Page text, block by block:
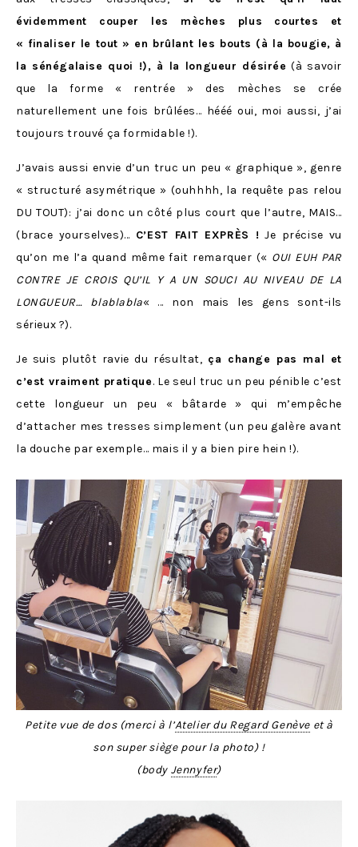
évidemment couper les mèches plus courtes et
« finaliser le tout » en brûlant les bouts (à la bougie, à
la sénégalaise quoi !), à la longueur désirée (à savoir
que la forme « rentrée » des mèches se crée
naturellement une fois brûlées… hééé oui, moi aussi, j’ai
toujours trouvé ça formidable !).
J’avais aussi envie d’un truc un peu « graphique », genre
« structuré asymétrique » (ouhhhh, la requête pas relou
DU TOUT): j’ai donc un côté plus court que l’autre, MAIS…
(brace yourselves)… C’EST FAIT EXPRÈS ! Je précise vu
qu’on me l’a quand même fait remarquer (« OUI EUH PAR
CONTRE JE CROIS QU’IL Y A UN SOUCI AU NIVEAU DE LA
LONGUEUR… blablabla« … non mais les gens sont-ils
sérieux ?).
Je suis plutôt ravie du résultat, ça change pas mal et
c’est vraiment pratique. Le seul truc un peu pénible c’est
cette longueur un peu « bâtarde » qui m’empêche
d’attacher mes tresses simplement (un peu galère avant
la douche par exemple… mais il y a bien pire hein !).
Petite vue de dos (merci à l’Atelier du Regard Genèveet à
son super siège pour la photo) !
(body Jennyfer)